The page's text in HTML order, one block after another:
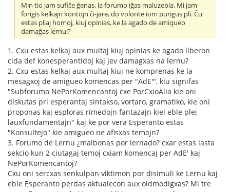
Min tio jam sufiĉe ĝenas, la forumo iĝas maluzebla. Mi jam
forigis kelkajn kontojn ĉi-jare, do volonte iom purigus pli. Ĉu
estas pliaj homoj, kiuj opinias, ke la agado de amiqueo
damaĝas lernu!?
1. Cxu estas kelkaj aux multaj kiuj opinias ke agado liberon
cida def konesperantidoj kaj jev damagxas na lernu?
2. Cxu estas kelkaj aux multaj kiuj ne komprenas ke la
mesagxoj de amigueo komencas per "AdE'", kiu signifas
"Subforumo NePorKomencantoj cxe PorCxioAlia kie oni
diskutas pri esperantaj sintakso, vortaro, gramatiko, kie oni
proponas kaj esploras rimedojn fantazajn kiel eble plej
lauxfundamentajn" kaj ke por vera Esperanto estas
"Konsultejo" kie amigueo ne afisxas temojn?
3. Forumo de Lernu ¿malbonas por lernado? cxar estas lasta
sekcio kun 2 ciutagaj temoj cxiam komencaj per AdE' kaj
NePorKomencantoj?
Cxu oni sercxas senkulpan viktimon por disimuli ke Lernu kaj
eble Esperanto perdas aktualecon aux oldmodigxas? Mi tre